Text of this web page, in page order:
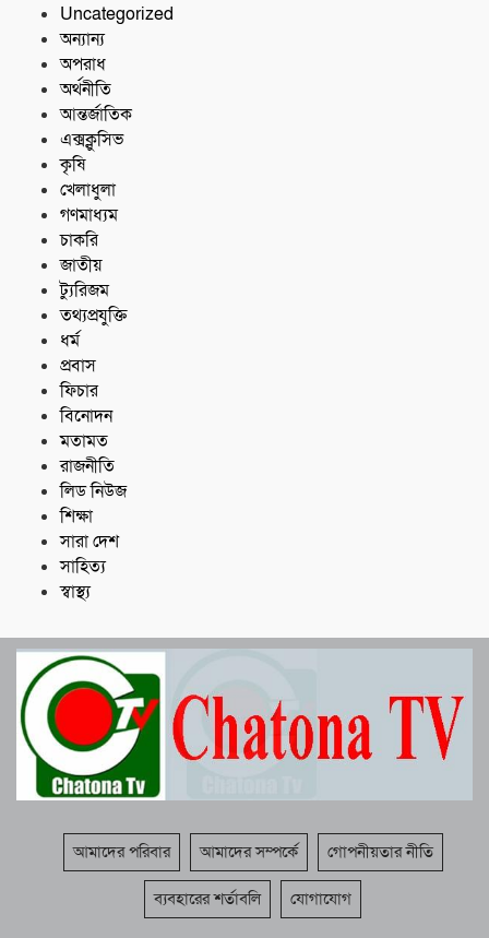
Uncategorized
অন্যান্য
অপরাধ
অর্থনীতি
আন্তর্জাতিক
এক্সক্লুসিভ
কৃষি
খেলাধুলা
গণমাধ্যম
চাকরি
জাতীয়
ট্যুরিজম
তথ্যপ্রযুক্তি
ধর্ম
প্রবাস
ফিচার
বিনোদন
মতামত
রাজনীতি
লিড নিউজ
শিক্ষা
সারা দেশ
সাহিত্য
স্বাস্থ্য
আমাদের পরিবার আমাদের সম্পর্কে গোপনীয়তার নীতি
ব্যবহারের শর্তাবলি যোগাযোগ